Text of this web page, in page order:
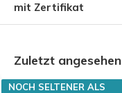
mit Zertifikat
Zuletzt angesehen
NOCH SELTENER ALS